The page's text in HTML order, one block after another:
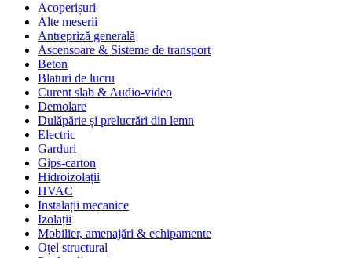
Acoperișuri
Alte meserii
Antrepriză generală
Ascensoare & Sisteme de transport
Beton
Blaturi de lucru
Curent slab & Audio-video
Demolare
Dulăpărie și prelucrări din lemn
Electric
Garduri
Gips-carton
Hidroizolații
HVAC
Instalații mecanice
Izolații
Mobilier, amenajări & echipamente
Oțel structural